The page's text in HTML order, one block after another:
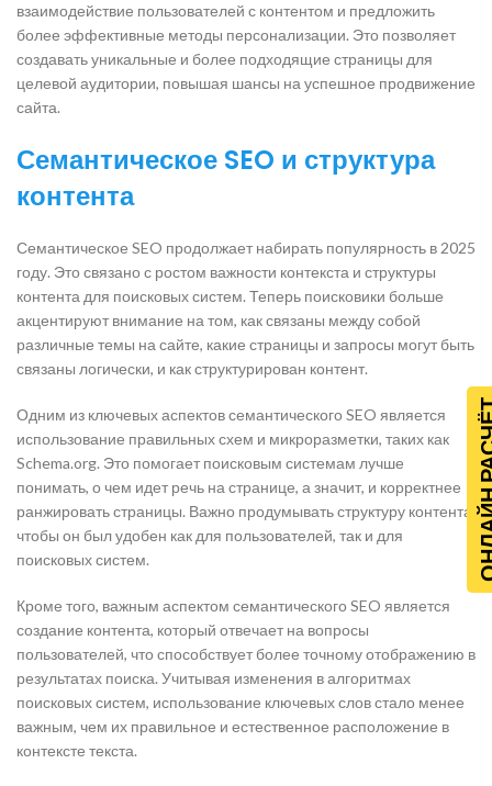
взаимодействие пользователей с контентом и предложить
более эффективные методы персонализации. Это позволяет
создавать уникальные и более подходящие страницы для
целевой аудитории, повышая шансы на успешное продвижение
сайта.
Семантическое SEO и структура
контента
Семантическое SEO продолжает набирать популярность в 2025
году. Это связано с ростом важности контекста и структуры
контента для поисковых систем. Теперь поисковики больше
акцентируют внимание на том, как связаны между собой
различные темы на сайте, какие страницы и запросы могут быть
связаны логически, и как структурирован контент.
Одним из ключевых аспектов семантического SEO является
использование правильных схем и микроразметки, таких как
Schema.org. Это помогает поисковым системам лучше
понимать, о чем идет речь на странице, а значит, и корректнее
ранжировать страницы. Важно продумывать структуру контента,
чтобы он был удобен как для пользователей, так и для
поисковых систем.
Кроме того, важным аспектом семантического SEO является
создание контента, который отвечает на вопросы
пользователей, что способствует более точному отображению в
результатах поиска. Учитывая изменения в алгоритмах
поисковых систем, использование ключевых слов стало менее
важным, чем их правильное и естественное расположение в
контексте текста.